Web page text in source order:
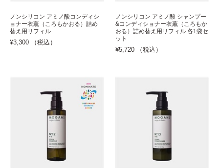
ノンシリコン アミノ酸コンディシ
ョナー衣薫（ころもかおる）詰め
替え用リフィル
¥3,300 （税込）
ノンシリコン アミノ酸 シャンプー
&コンディショナー衣薫（ころもか
おる）詰め替え用リフィル 各1袋セ
ット
¥5,720 （税込）